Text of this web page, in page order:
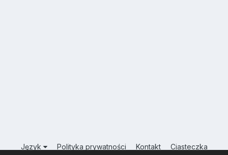
Język Polityka prywatności Kontakt Ciasteczka